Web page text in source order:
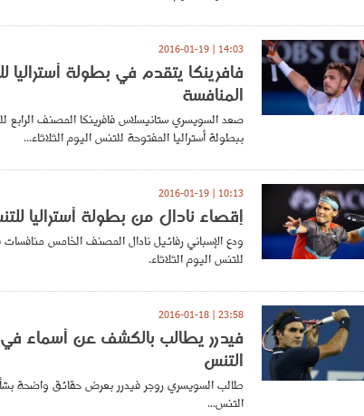
14:03 | 2016-01-19
فافرينكا يتقدم في بطولة أستراليا
المنافسة
صعد السويسري ستانيسلاس فافرينكا المصنف الرابع
ببطولة أستراليا المفتوحة للتنس اليوم الثلاثاء...
10:13 | 2016-01-19
إقصاء نادال من بطولة أستراليا
ودع الإسباني رفائيل نادال المصنف الخامس منافسات
للتنس اليوم الثلاثاء.
23:58 | 2016-01-18
فيدرر يطالب بالكشف عن أسماء في
التنس
طالب السويسري روجر فيدرر بعرض حقائق واضحة
التنس...